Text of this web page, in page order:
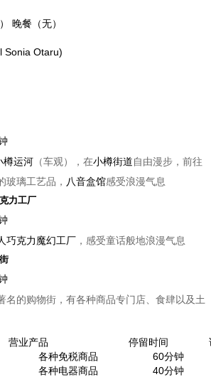
晚餐（无）
Sonia Otaru)
樽运河 （车观），在小樽街道自由漫步，前往
玻璃工艺品， 八音盒馆感受浪漫气息
力工厂
巧克力魔幻工厂 ，感受童话般地浪漫气息
名的购物街，有各种商品专门店、食肆以及土
营业产品 停留时间
各种免税商品
60分钟
各种电器商品 40分钟